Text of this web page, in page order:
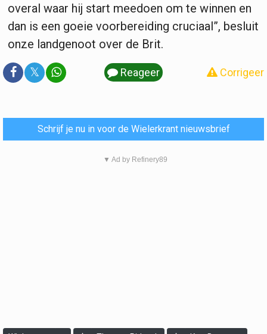
overal waar hij start meedoen om te winnen en
dan is een goeie voorbereiding cruciaal”, besluit
onze landgenoot over de Brit.
𝕏 Reageer Corrigeer
Schrijf je nu in voor de Wielerkrant nieuwsbrief
▼ Ad by Refinery89